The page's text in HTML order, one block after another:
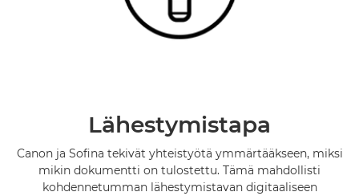
Lähestymistapa
Canon ja Sofina tekivät yhteistyötä ymmärtääkseen, miksi
mikin dokumentti on tulostettu. Tämä mahdollisti
kohdennetumman lähestymistavan digitaaliseen